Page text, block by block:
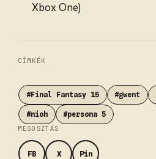
Xbox One)
CÍMKÉK
#Final Fantasy 15 #gwent
#nioh #persona 5
MEGOSZTÁS
FB X Pin